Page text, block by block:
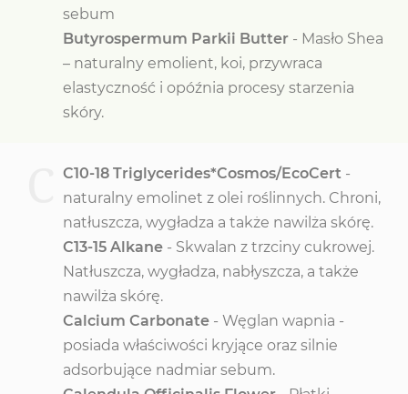
sebum
Butyrospermum Parkii Butter - Masło Shea
– naturalny emolient, koi, przywraca
elastyczność i opóźnia procesy starzenia
skóry.
C10-18 Triglycerides*Cosmos/EcoCert -
naturalny emolinet z olei roślinnych. Chroni,
natłuszcza, wygładza a także nawilża skórę.
C13-15 Alkane - Skwalan z trzciny cukrowej.
Natłuszcza, wygładza, nabłyszcza, a także
nawilża skórę.
Calcium Carbonate - Węglan wapnia -
posiada właściwości kryjące oraz silnie
adsorbujące nadmiar sebum.